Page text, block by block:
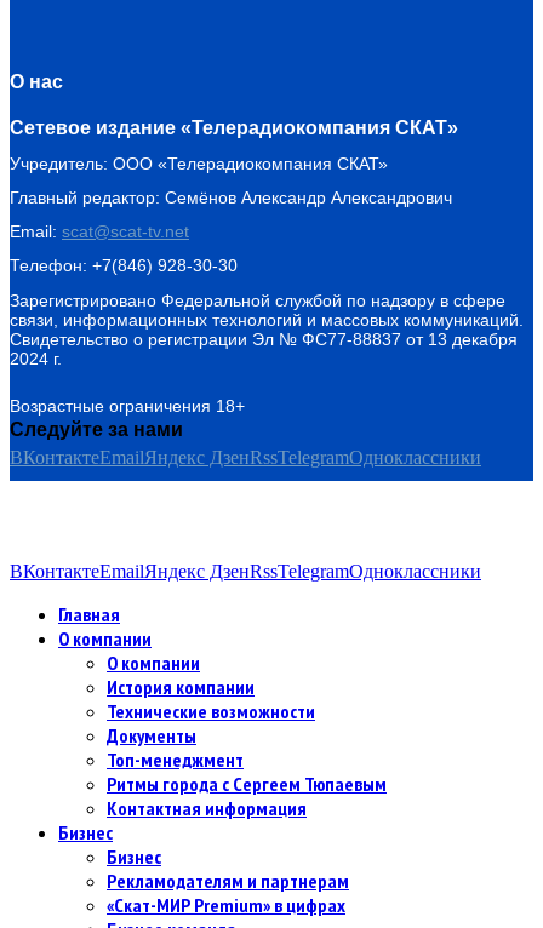
О нас
Сетевое издание «Телерадиокомпания СКАТ»
Учредитель: ООО «Телерадиокомпания СКАТ»
Главный редактор: Семёнов Александр Александрович
Email: scat@scat-tv.net
Телефон: +7(846) 928-30-30
Зарегистрировано Федеральной службой по надзору в сфере
связи, информационных технологий и массовых коммуникаций.
Свидетельство о регистрации Эл № ФС77-88837 от 13 декабря
2024 г.
Возрастные ограничения 18+
Следуйте за нами
ВКонтактеEmailЯндекс ДзенRssTelegramОдноклассники
ВКонтактеEmailЯндекс ДзенRssTelegramОдноклассники
Главная
О компании
О компании
История компании
Технические возможности
Документы
Топ-менеджмент
Ритмы города с Сергеем Тюпаевым
Контактная информация
Бизнес
Бизнес
Рекламодателям и партнерам
«Скат-МИР Premium» в цифрах